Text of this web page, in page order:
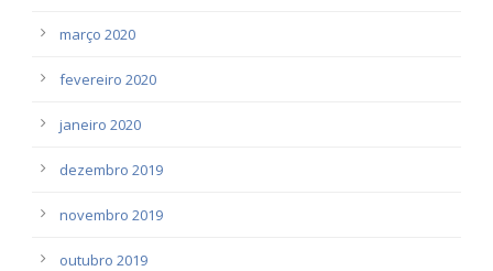
março 2020
fevereiro 2020
janeiro 2020
dezembro 2019
novembro 2019
outubro 2019